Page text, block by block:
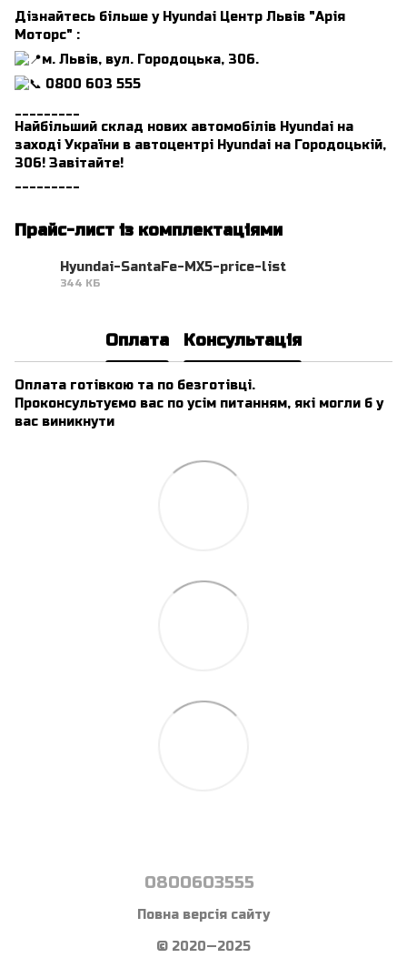
Дізнайтесь більше у Hyundai Центр Львів "Арія
Моторс" :
м. Львів, вул. Городоцька, 306.
0800 603 555
Найбільший склад нових автомобілів Hyundai на
заході України в автоцентрі Hyundai на Городоцькій,
306! Завітайте!
Прайс-лист із комплектаціями
Hyundai-SantaFe-MX5-price-list
344 КБ
Оплата Консультація
Оплата готівкою та по безготівці.
Проконсультуємо вас по усім питанням, які могли б у
вас виникнути
0800603555
Повна версія сайту
© 2020—2025